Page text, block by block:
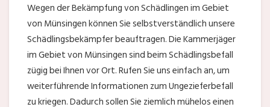
Wegen der Bekämpfung von Schädlingen im Gebiet
von Münsingen können Sie selbstverständlich unsere
Schädlingsbekämpfer beauftragen. Die Kammerjäger
im Gebiet von Münsingen sind beim Schädlingsbefall
zügig bei Ihnen vor Ort. Rufen Sie uns einfach an, um
weiterführende Informationen zum Ungezieferbefall
zu kriegen. Dadurch sollen Sie ziemlich mühelos einen